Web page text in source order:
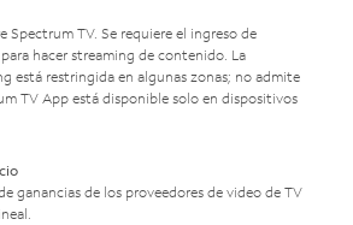
Spectrum TV. Se requiere el ingreso de
hacer streaming de contenido. La
está restringida en algunas zonas; no admite
TV App está disponible solo en dispositivos
ganancias de los proveedores de video de TV